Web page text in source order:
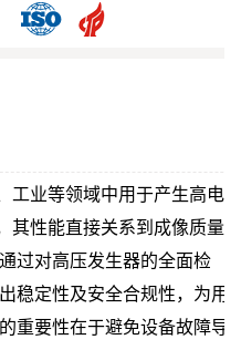
工业等领域中用于产生高电
其性能直接关系到成像质量
过对高压发生器的全面检
稳定性及安全合规性，为用
重要性在于避免设备故障导